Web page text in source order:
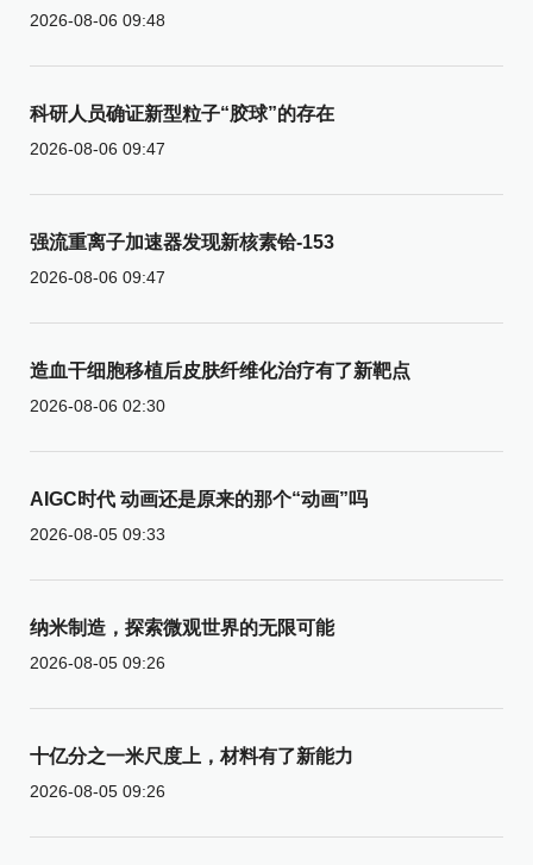
2026-08-06 09:48
科研人员确证新型粒子“胶球”的存在
2026-08-06 09:47
强流重离子加速器发现新核素铪-153
2026-08-06 09:47
造血干细胞移植后皮肤纤维化治疗有了新靶点
2026-08-06 02:30
AIGC时代 动画还是原来的那个“动画”吗
2026-08-05 09:33
纳米制造，探索微观世界的无限可能
2026-08-05 09:26
十亿分之一米尺度上，材料有了新能力
2026-08-05 09:26